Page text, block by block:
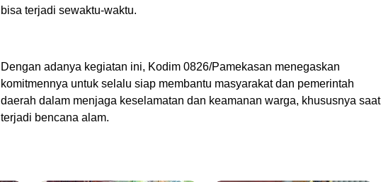
bisa terjadi sewaktu-waktu.
Dengan adanya kegiatan ini, Kodim 0826/Pamekasan menegaskan
komitmennya untuk selalu siap membantu masyarakat dan pemerintah
daerah dalam menjaga keselamatan dan keamanan warga, khususnya saat
terjadi bencana alam.